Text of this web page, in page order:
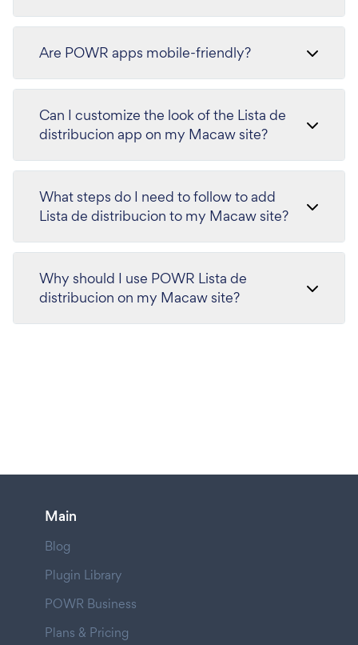
Are POWR apps mobile-friendly?
Can I customize the look of the Lista de
distribucion app on my Macaw site?
What steps do I need to follow to add
Lista de distribucion to my Macaw site?
Why should I use POWR Lista de
distribucion on my Macaw site?
Main
Blog
Plugin Library
POWR Business
Plans & Pricing